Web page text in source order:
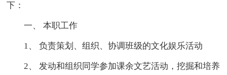
下：
一、 本职工作
1、 负责策划、组织、协调班级的文化娱乐活动
2、 发动和组织同学参加课余文艺活动，挖掘和培养